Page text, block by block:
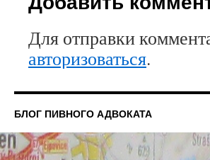
Для отправки
авторизоваться.
БЛОГ ПИВНОГО АДВОКАТА